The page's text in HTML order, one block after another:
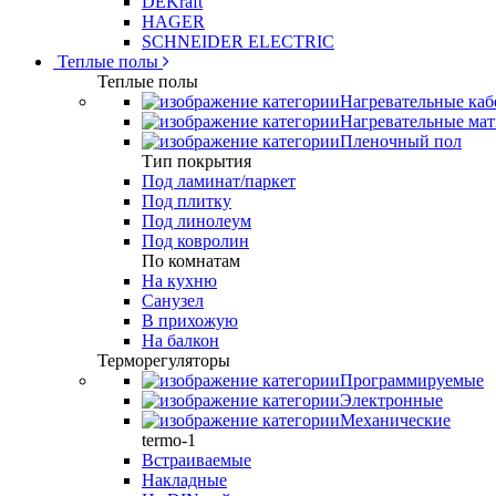
HAGER
SCHNEIDER ELECTRIC
Теплые полы
Теплые полы
Нагревательные
Нагревательные
Пленочный пол
Тип покрытия
Под ламинат/паркет
Под плитку
Под линолеум
Под ковролин
По комнатам
На кухню
Санузел
В прихожую
На балкон
Терморегуляторы
Программируемые
Электронные
Механические
termo-1
Встраиваемые
Накладные